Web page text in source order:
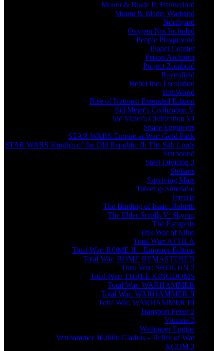
Mount & Blade II: Bannerlord
Mount & Blade: Warband
Northgard
Oxygen Not Included
People Playground
Planet Coaster
Prison Architect
Project Zomboid
Ravenfield
Rebel Inc: Escalation
RimWorld
Rise of Nations: Extended Edition
Sid Meier's Civilization V
Sid Meier's Civilization VI
Space Engineers
STAR WARS Empire at War: Gold Pack
STAR WARS Knights of the Old Republic II: The Sith Lords
Starbound
Steel Division 2
Stellaris
Surviving Mars
Tabletop Simulator
Terraria
The Binding of Isaac: Rebirth
The Elder Scrolls V: Skyrim
The Escapists
This War of Mine
Total War: ATTILA
Total War: ROME II – Emperor Edition
Total War: ROME REMASTERED
Total War: SHOGUN 2
Total War: THREE KINGDOMS
Total War: WARHAMMER
Total War: WARHAMMER II
Total War: WARHAMMER III
Transport Fever 2
Victoria 3
Wallpaper Engine
Warhammer 40,000: Gladius – Relics of War
XCOM 2